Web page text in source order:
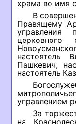
храма во имя
В
Правящему
управления
церковного
настоятель
Пашкевич,
настоятель
управлением
За
на